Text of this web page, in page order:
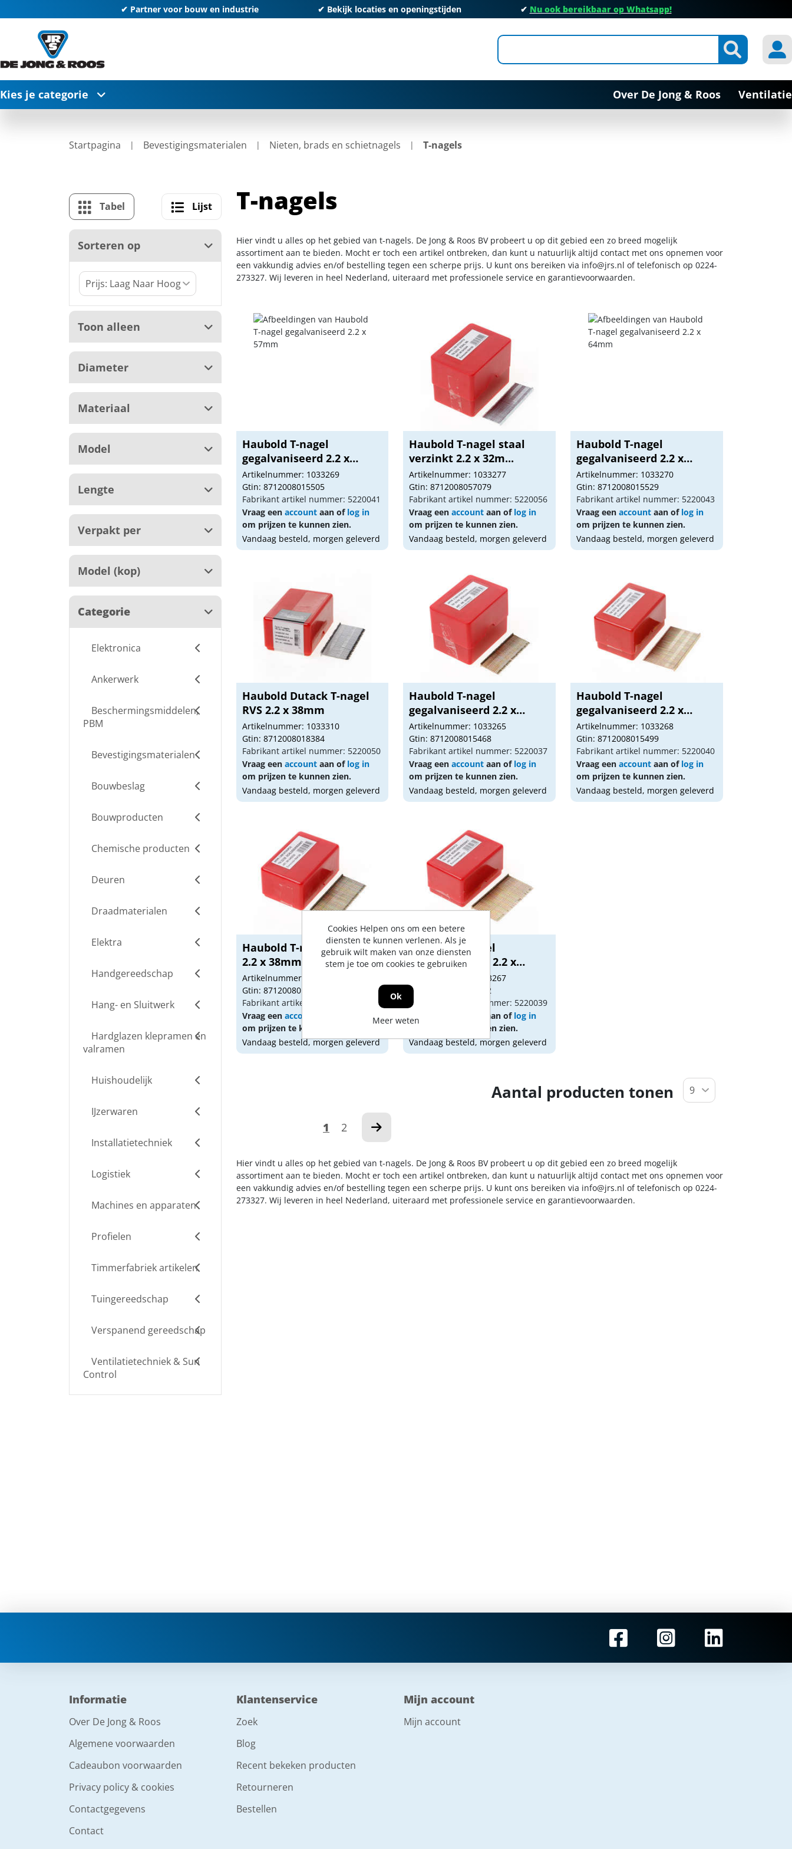
✔ Partner voor bouw en industrie ✔ Bekijk locaties en openingstijden ✔ Nu ook bereikbaar op Whatsapp!
Kies je categorie Over De Jong & Roos Ventilatie
Startpagina Bevestigingsmaterialen Nieten, brads en schietnagels T-nagels
Tabel Lijst
Sorteren op
Toon alleen
Diameter
Materiaal
Model
Lengte
Verpakt per
Model (kop)
Categorie
Elektronica
Ankerwerk
Beschermingsmiddelen,
PBM
Bevestigingsmaterialen
Bouwbeslag
Bouwproducten
Chemische producten
Deuren
Draadmaterialen
Elektra
Handgereedschap
Hang- en Sluitwerk
Hardglazen klepramen en
valramen
Huishoudelijk
IJzerwaren
Installatietechniek
Logistiek
Machines en apparaten
Profielen
Timmerfabriek artikelen
Tuingereedschap
Verspanend gereedschap
Ventilatietechniek & Sun
Control
T-nagels
Hier vindt u alles op het gebied van t-nagels. De Jong & Roos BV probeert u op dit gebied een zo breed mogelijk
assortiment aan te bieden. Mocht er toch een artikel ontbreken, dan kunt u natuurlijk altijd contact met ons opnemen voor
een vakkundig advies en/of bestelling tegen een scherpe prijs. U kunt ons bereiken via info@jrs.nl of telefonisch op 0224-
273327. Wij leveren in heel Nederland, uiteraard met professionele service en garantievoorwaarden.
Haubold T-nagel
gegalvaniseerd 2.2 x
57m...
Artikelnummer: 1033269
Gtin: 8712008015505
Fabrikant artikel nummer: 5220041
Vraag een accountaan of log in
om prijzen te kunnen zien.
Vandaag besteld, morgen geleverd
Haubold T-nagel staal
verzinkt 2.2 x 32m...
Artikelnummer: 1033277
Gtin: 8712008057079
Fabrikant artikel nummer: 5220056
Vraag eenaccount aan of log in
om prijzen te kunnen zien.
Vandaag besteld, morgen geleverd
Haubold T-nagel
gegalvaniseerd 2.2 x
64m...
Artikelnummer: 1033270
Gtin: 8712008015529
Fabrikant artikel nummer: 5220043
Vraag eenaccount aan of log in
om prijzen te kunnen zien.
Vandaag besteld, morgen geleverd
Haubold Dutack T-nagel
RVS 2.2 x 38mm
Artikelnummer: 1033310
Gtin: 8712008018384
Fabrikant artikel nummer: 5220050
Vraag een accountaan of log in
om prijzen te kunnen zien.
Vandaag besteld, morgen geleverd
Haubold T-nagel
gegalvaniseerd 2.2 x
32m...
Artikelnummer: 1033265
Gtin: 8712008015468
Fabrikant artikel nummer: 5220037
Vraag eenaccount aan of log in
om prijzen te kunnen zien.
Vandaag besteld, morgen geleverd
Haubold T-nagel
gegalvaniseerd 2.2 x
50m...
Artikelnummer: 1033268
Gtin: 8712008015499
Fabrikant artikel nummer: 5220040
Vraag eenaccount aan of log in
om prijzen te kunnen zien.
Vandaag besteld, morgen geleverd
Haubold T-nagel verzinkt
2.2 x 38mm
Artikelnummer: 1033266
Gtin: 8712008015475
Fabrikant artikel nummer: 5220038
Vraag een account
om prijzen te kunnen zien.
Vandaag besteld, morgen geleverd
Haubold T-nagel
gegalvaniseerd 2.2 x
Artikelnummer: 1033267
Gtin: 8712008015482
Fabrikant artikel nummer: 5220039
aan of log in
om prijzen te kunnen zien.
Vandaag besteld, morgen geleverd
1 2
Aantal producten tonen
Hier vindt u alles op het gebied van t-nagels. De Jong & Roos BV probeert u op dit gebied een zo breed mogelijk
assortiment aan te bieden. Mocht er toch een artikel ontbreken, dan kunt u natuurlijk altijd contact met ons opnemen voor
een vakkundig advies en/of bestelling tegen een scherpe prijs. U kunt ons bereiken via info@jrs.nl of telefonisch op 0224-
273327. Wij leveren in heel Nederland, uiteraard met professionele service en garantievoorwaarden.
Informatie
Over De Jong & Roos
Algemene voorwaarden
Cadeaubon voorwaarden
Privacy policy & cookies
Contactgegevens
Contact
Klantenservice
Zoek
Blog
Recent bekeken producten
Retourneren
Bestellen
Mijn account
Mijn account
Cookies Helpen ons om een betere
diensten te kunnen verlenen. Als je
gebruik wilt maken van onze diensten
stem je toe om cookies te gebruiken
Ok
Meer weten